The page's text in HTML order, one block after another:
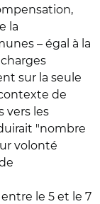
la
– égal à la
sur la seule
de
vers les
"nombre
volonté
le 5 et le 7